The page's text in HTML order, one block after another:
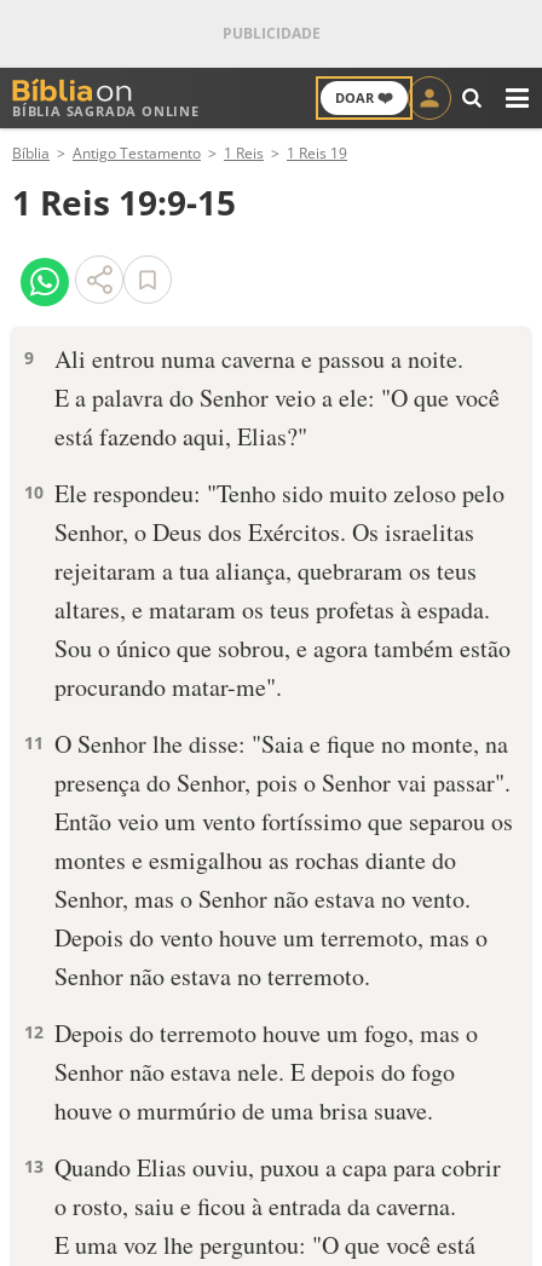
BÍBLIA SAGRADA ONLINE
DOAR ❤️
ANTIGO TESTAMENTO
NOVO TESTAMENTO
VERSÍCULOS
PALAVRA DO DIA
DEVOCIONAL DIÁRIO
10 MANDAMENTOS
ESTUDOS BÍBLICOS
PERGUNTE À BÍBLIA IA
TERMO BÍBLICO JOGOS
QUEM SOMOS
LOJA BÍBLIAON
Bíblia Antigo Testamento 1 Reis 1 Reis 19
1 Reis 19:9-15
9
Ali entrou numa caverna e passou a noite.
E a palavra do Senhor veio a ele: "O que você
está fazendo aqui, Elias?"
10 Ele respondeu: "Tenho sido muito zeloso pelo
Senhor, o Deus dos Exércitos. Os israelitas
rejeitaram a tua aliança, quebraram os teus
altares, e mataram os teus profetas à espada.
Sou o único que sobrou, e agora também estão
procurando matar-me".
11 O Senhor lhe disse: "Saia e fique no monte, na
presença do Senhor, pois o Senhor vai passar".
Então veio um vento fortíssimo que separou os
montes e esmigalhou as rochas diante do
Senhor, mas o Senhor não estava no vento.
Depois do vento houve um terremoto, mas o
Senhor não estava no terremoto.
12 Depois do terremoto houve um fogo, mas o
Senhor não estava nele. E depois do fogo
houve o murmúrio de uma brisa suave.
13 Quan­do Elias ouviu, puxou a capa para cobrir
o rosto, saiu e ficou à entrada da caverna.
E uma voz lhe perguntou: "O que você está